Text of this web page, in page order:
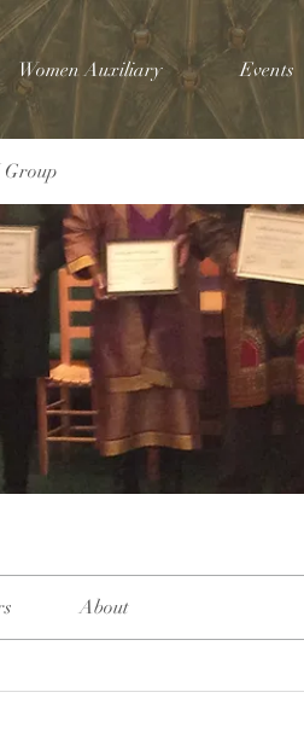
Women Auxiliary Events
Group
About